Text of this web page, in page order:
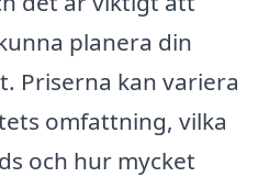
planera din
Priserna kan variera
omfattning, vilka
och hur mycket